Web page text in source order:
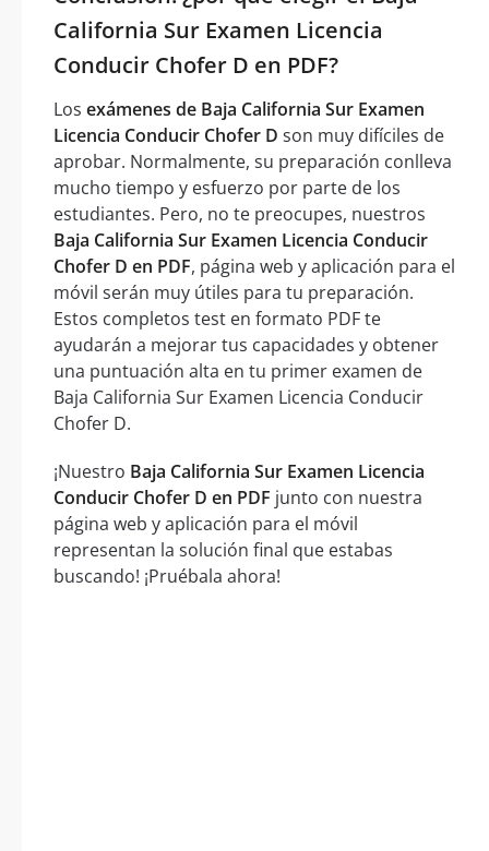
California Sur Examen Licencia
Conducir Chofer D en PDF?
Los exámenes de Baja California Sur Examen
Licencia Conducir Chofer D son muy difíciles de
aprobar. Normalmente, su preparación conlleva
mucho tiempo y esfuerzo por parte de los
estudiantes. Pero, no te preocupes, nuestros
Baja California Sur Examen Licencia Conducir
Chofer D en PDF, página web y aplicación para el
móvil serán muy útiles para tu preparación.
Estos completos test en formato PDF te
ayudarán a mejorar tus capacidades y obtener
una puntuación alta en tu primer examen de
Baja California Sur Examen Licencia Conducir
Chofer D.
¡Nuestro Baja California Sur Examen Licencia
Conducir Chofer D en PDF junto con nuestra
página web y aplicación para el móvil
representan la solución final que estabas
buscando! ¡Pruébala ahora!